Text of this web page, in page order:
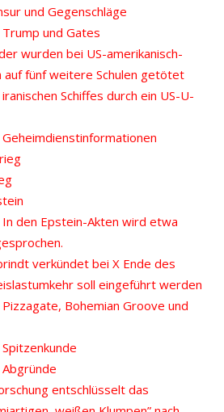
und Gegenschläge
und Gates
wurden bei US-amerikanisch-
auf fünf weitere Schulen getötet
Schiffes durch ein US-U-
den Epstein-Akten wird etwa
verkündet bei X Ende des
soll eingeführt werden
Bohemian Groove und
entschlüsselt das